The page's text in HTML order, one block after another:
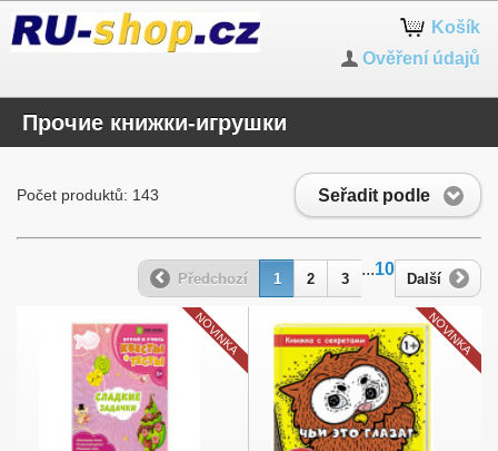
Košík
Ověření údajů
Прочие книжки-игрушки
Seřadit podle
Počet produktů: 143
Předchozí 1 2 3
...10
Další
NOVINKA NOVINKA